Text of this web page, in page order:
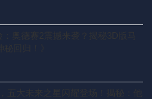
：奥德赛2震撼来袭？揭秘3D版马
秘回归！》
五大未来之星闪耀登场！揭秘：他